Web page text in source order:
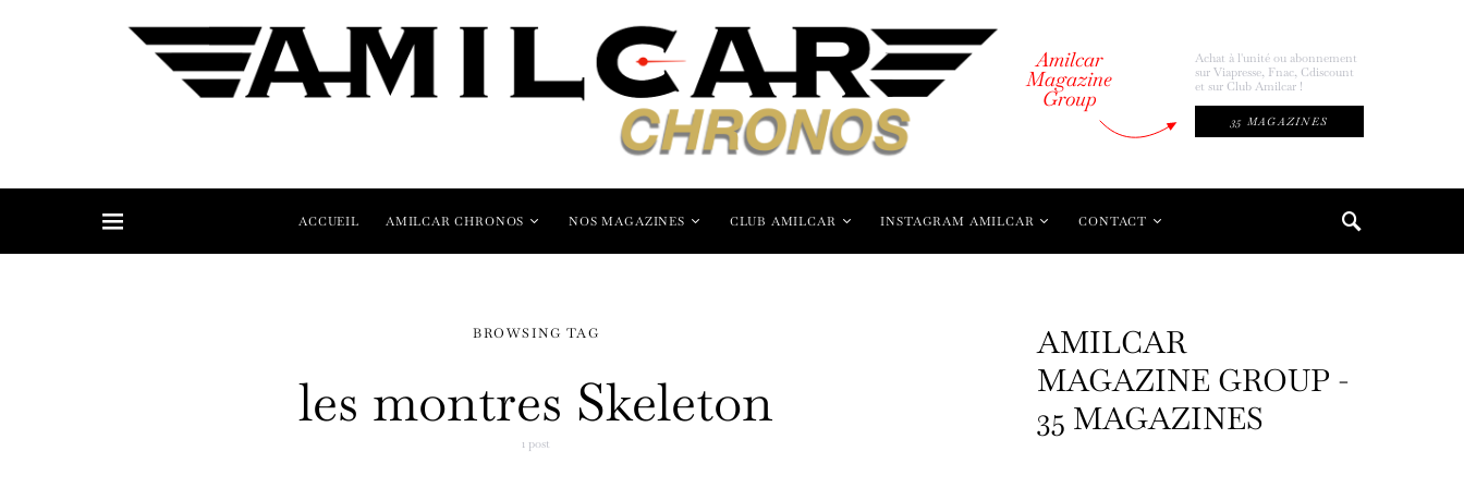
Amilcar
Magazine
Group
Achat à l'unité ou abonnement
sur Viapresse, Fnac, Cdiscount
et sur Club Amilcar !
35 MAGAZINES
ACCUEIL AMILCAR CHRONOS NOS MAGAZINES CLUB AMILCAR INSTAGRAM AMILCAR CONTACT
BROWSING TAG
les montres Skeleton
1 post
AMILCAR
MAGAZINE GROUP -
35 MAGAZINES